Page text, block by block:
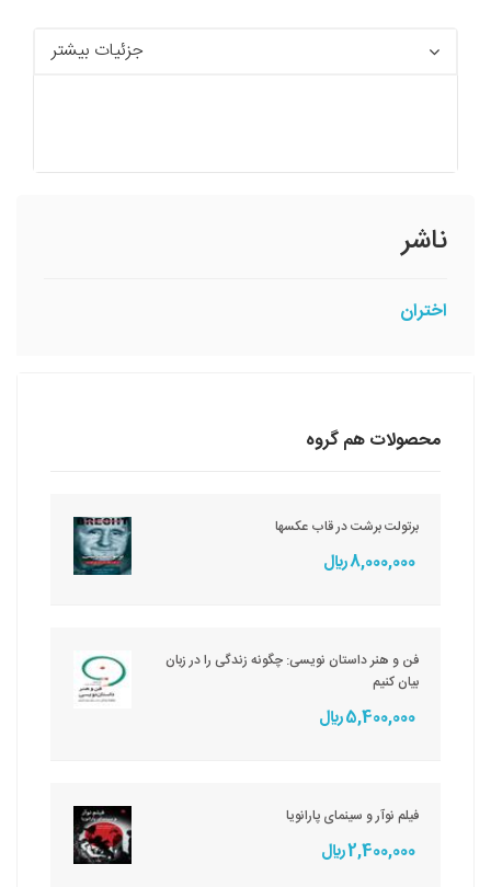
جزئیات بیشتر
ناشر
اختران
محصولات هم گروه
برتولت برشت در قاب عکسها
8,000,000 ريال
فن و هنر داستان نویسی: چگونه زندگی را در زبان
بیان کنیم
5,400,000 ريال
فیلم نوآر و سینمای پارانویا
2,400,000 ريال